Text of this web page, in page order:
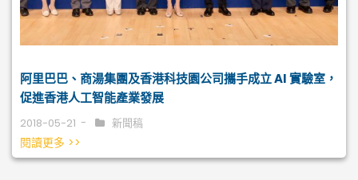
阿里巴巴、商湯集團及香港科技園公司攜手成立 AI 實驗室，
促進香港人工智能產業發展
2018-05-21 新聞稿
閱讀更多 >>